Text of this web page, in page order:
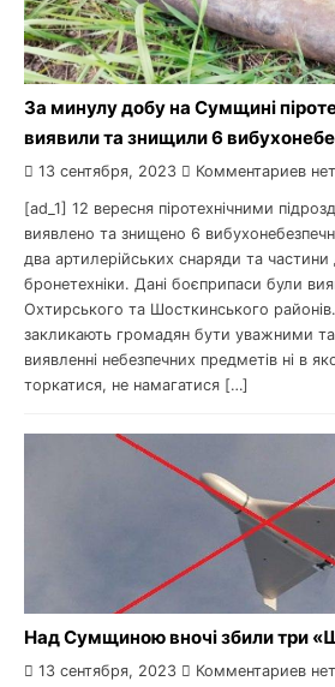
За минулу добу на Сумщині
виявили та знищили 6
13 сентября, 2023 Комментариев нет
[ad_1] 12 вересня піротехнічними
виявлено та знищено 6
два артилерійських снаряди та частини
бронетехніки. Дані боєприпаси були
Охтирського та Шосткинського
закликають громадян бути уважними
виявленні небезпечних предметів ні в
торкатися, не намагатися […]
Над Сумщиною вночі збили три
13 сентября, 2023 Комментариев нет